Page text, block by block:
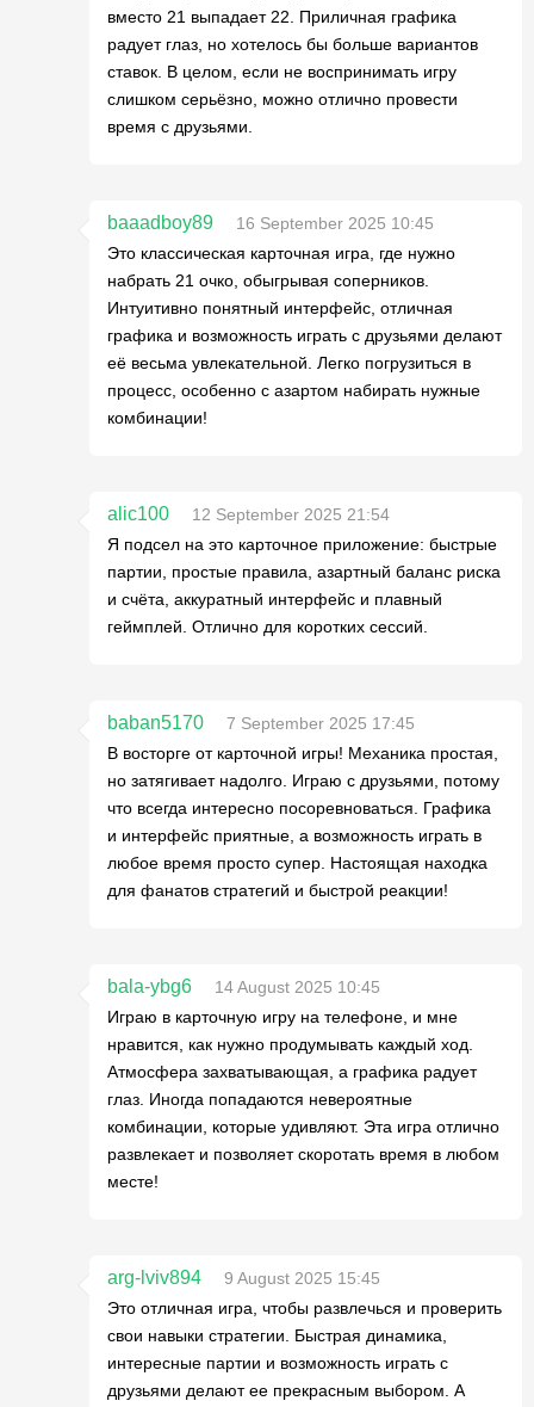
вместо 21 выпадает 22. Приличная графика
радует глаз, но хотелось бы больше вариантов
ставок. В целом, если не воспринимать игру
слишком серьёзно, можно отлично провести
время с друзьями.
baaadboy89
16 September 2025 10:45
Это классическая карточная игра, где нужно
набрать 21 очко, обыгрывая соперников.
Интуитивно понятный интерфейс, отличная
графика и возможность играть с друзьями делают
её весьма увлекательной. Легко погрузиться в
процесс, особенно с азартом набирать нужные
комбинации!
alic100
12 September 2025 21:54
Я подсел на это карточное приложение: быстрые
партии, простые правила, азартный баланс риска
и счёта, аккуратный интерфейс и плавный
геймплей. Отлично для коротких сессий.
baban5170
7 September 2025 17:45
В восторге от карточной игры! Механика простая,
но затягивает надолго. Играю с друзьями, потому
что всегда интересно посоревноваться. Графика
и интерфейс приятные, а возможность играть в
любое время просто супер. Настоящая находка
для фанатов стратегий и быстрой реакции!
bala-ybg6
14 August 2025 10:45
Играю в карточную игру на телефоне, и мне
нравится, как нужно продумывать каждый ход.
Атмосфера захватывающая, а графика радует
глаз. Иногда попадаются невероятные
комбинации, которые удивляют. Эта игра отлично
развлекает и позволяет скоротать время в любом
месте!
arg-lviv894
9 August 2025 15:45
Это отличная игра, чтобы развлечься и проверить
свои навыки стратегии. Быстрая динамика,
интересные партии и возможность играть с
друзьями делают ее прекрасным выбором. А